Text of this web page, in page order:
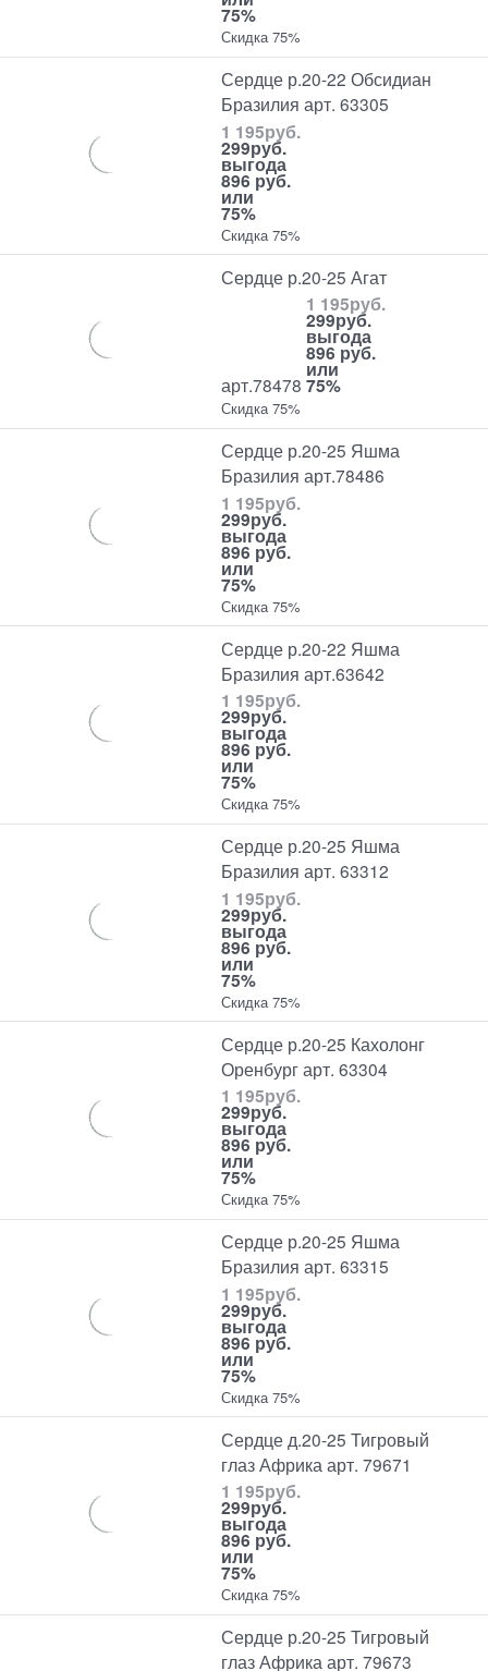
75%
Скидка 75%
Сердце р.20-22 Обсидиан
Бразилия арт. 63305
1 195руб.
299руб.
выгода
896 руб.
или
75%
Скидка 75%
Сердце р.20-25 Агат
арт.78478
1 195руб.
299руб.
выгода
896 руб.
или
75%
Скидка 75%
Сердце р.20-25 Яшма
Бразилия арт.78486
1 195руб.
299руб.
выгода
896 руб.
или
75%
Скидка 75%
Сердце р.20-22 Яшма
Бразилия арт.63642
1 195руб.
299руб.
выгода
896 руб.
или
75%
Скидка 75%
Сердце р.20-25 Яшма
Бразилия арт. 63312
1 195руб.
299руб.
выгода
896 руб.
или
75%
Скидка 75%
Сердце р.20-25 Кахолонг
Оренбург арт. 63304
1 195руб.
299руб.
выгода
896 руб.
или
75%
Скидка 75%
Сердце р.20-25 Яшма
Бразилия арт. 63315
1 195руб.
299руб.
выгода
896 руб.
или
75%
Скидка 75%
Сердце д.20-25 Тигровый
глаз Африка арт. 79671
1 195руб.
299руб.
выгода
896 руб.
или
75%
Скидка 75%
Сердце р.20-25 Тигровый
глаз Африка арт. 79673